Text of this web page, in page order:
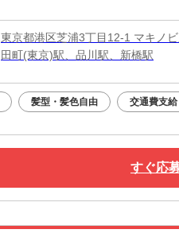
東京都港区芝浦3丁目12-1 マキノ
田町(東京)駅、品川駅、新橋駅
髪型・髪色自由 交通費支給
すぐ応